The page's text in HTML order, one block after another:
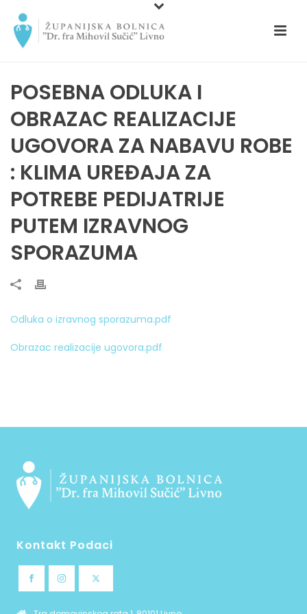
POSEBNA ODLUKA I
OBRAZAC REALIZACIJE
UGOVORA ZA NABAVU ROBE
: KLIMA UREĐAJA ZA
POTREBE PEDIJATRIJE
PUTEM IZRAVNOG
SPORAZUMA
Odluka o izravnog sporazuma.pdf
Obrazac realizacije ugovora.pdf
Kontakt Podaci